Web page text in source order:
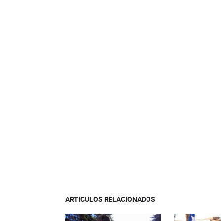
ARTICULOS RELACIONADOS